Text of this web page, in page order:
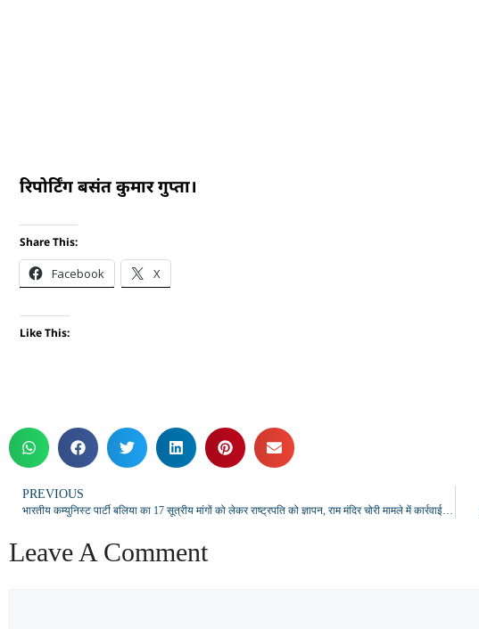
रिपोर्टिंग बसंत कुमार गुप्ता।
Share This:
Facebook X
Like This:
PREVIOUS
Leave A Comment